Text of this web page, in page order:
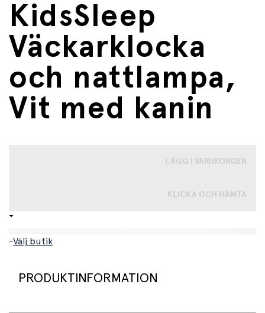
KidsSleep
Väckarklocka
och nattlampa,
Vit med kanin
LÄGG I VARUKORGEN
KLICKA OCH HÄMTA
-Välj butik
PRODUKTINFORMATION